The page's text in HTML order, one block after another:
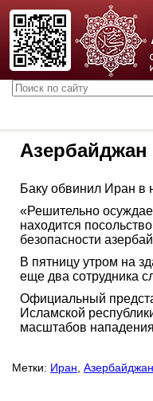
Баку обвинил Иран в
«Решительно
находится
безопасности
В пятницу утром на
еще два сотрудника
Официальный
Исламской
масштабов
Метки: Иран Азербайджан